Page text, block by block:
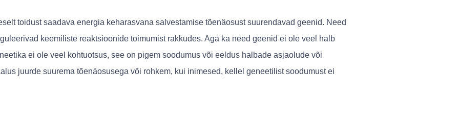
toidust saadava energia keharasvana salvestamise tõenäosust suurendavad geenid. Need
keemiliste reaktsioonide toimumist rakkudes. Aga ka need geenid ei ole veel halb
ei ole veel kohtuotsus, see on pigem soodumus või eeldus halbade asjaolude või
juurde suurema tõenäosusega või rohkem, kui inimesed, kellel geneetilist soodumust ei